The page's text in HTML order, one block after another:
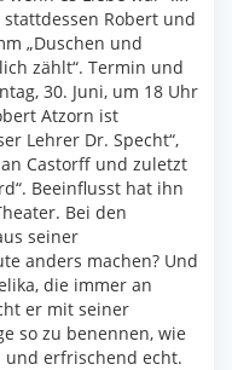
Robert und
„Duschen und
zählt“. Termin und
30. Juni, um 18 Uhr
Atzorn ist
Lehrer Dr. Specht“,
Castorff und zuletzt
Beeinflusst hat ihn
Bei den
seiner
anders machen? Und
die immer an
er mit seiner
so zu benennen, wie
und erfrischend echt.